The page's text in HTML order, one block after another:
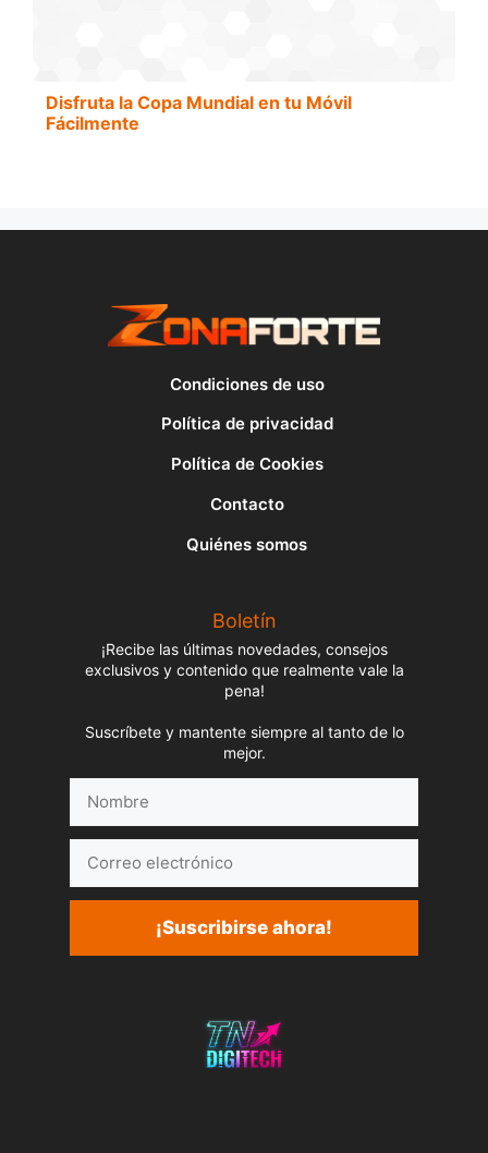
Disfruta la Copa Mundial en tu Móvil
Fácilmente
Condiciones de uso
Política de privacidad
Política de Cookies
Contacto
Quiénes somos
Boletín
¡Recibe las últimas novedades, consejos
exclusivos y contenido que realmente vale la
pena!
Suscríbete y mantente siempre al tanto de lo
mejor.
electrónico
¡Suscribirse ahora!